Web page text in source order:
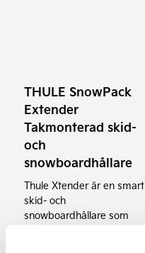
THULE SnowPack
Extender
Takmonterad skid-
och
snowboardhållare
Thule Xtender är en smart
skid- och
snowboardhållare som